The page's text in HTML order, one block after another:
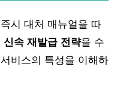
시 대처 매뉴얼을 따
신속 재발급 전략을 수
비스의 특성을 이해하